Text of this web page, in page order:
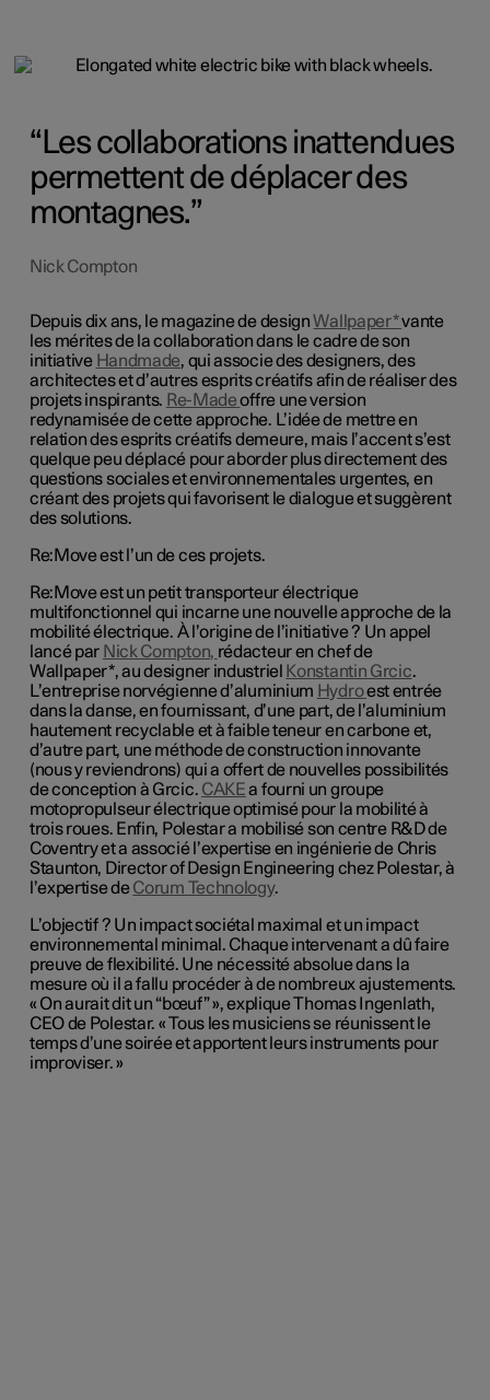
Les collaborations inattendues
permettent de déplacer des
montagnes.
Nick Compton
Depuis dix ans, le magazine de designWallpaper*vante
les mérites de la collaboration dans le cadre de son
initiative Handmade, qui associe des designers, des
architectes et d’autres esprits créatifs afin de réaliser des
projets inspirants. Re-Made offre une version
redynamisée de cette approche. L’idée de mettre en
relation des esprits créatifs demeure, mais l’accent s’est
quelque peu déplacé pour aborder plus directement des
questions sociales et environnementales urgentes, en
créant des projets qui favorisent le dialogue et suggèrent
des solutions.
Re:Move est l’un de ces projets.
Re:Move est un petit transporteur électrique
multifonctionnel qui incarne une nouvelle approche de la
mobilité électrique. À l’origine de l’initiative ? Un appel
lancé par Nick Compton, rédacteur en chef de
Wallpaper*, au designer industriel Konstantin Grcic.
L’entreprise norvégienne d’aluminium Hydroest entrée
dans la danse, en fournissant, d’une part, de l’aluminium
hautement recyclable et à faible teneur en carbone et,
d’autre part, une méthode de construction innovante
(nous y reviendrons) qui a offert de nouvelles possibilités
de conception à Grcic. CAKEa fourni un groupe
motopropulseur électrique optimisé pour la mobilité à
trois roues. Enfin, Polestar a mobilisé son centre R&D de
Coventry et a associé l’expertise en ingénierie de Chris
Staunton, Director of Design Engineering chez Polestar, à
l’expertise deCorum Technology.
L’objectif ? Un impact sociétal maximal et un impact
environnemental minimal. Chaque intervenant a dû faire
preuve de flexibilité. Une nécessité absolue dans la
mesure où il a fallu procéder à de nombreux ajustements.
« On aurait dit un “bœuf” », explique Thomas Ingenlath,
CEO de Polestar. « Tous les musiciens se réunissent le
temps d’une soirée et apportent leurs instruments pour
improviser. »